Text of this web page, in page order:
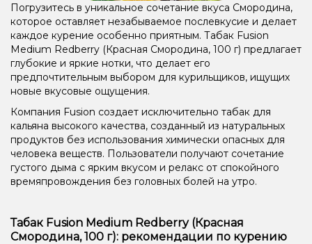
Погрузитесь в уникальное сочетание вкуса Смородина,
которое оставляет незабываемое послевкусие и делает
каждое курение особенно приятным. Табак Fusion
Medium Redberry (Красная Смородина, 100 г) предлагает
глубокие и яркие нотки, что делает его
предпочтительным выбором для курильщиков, ищущих
новые вкусовые ощущения.
Компания Fusion создает исключительно табак для
кальяна высокого качества, созданный из натуральных
продуктов без использования химически опасных для
человека веществ. Пользователи получают сочетание
густого дыма с ярким вкусом и релакс от спокойного
времяпровождения без головных болей на утро.
Табак Fusion Medium Redberry (Красная
Смородина, 100 г): рекомендации по курению